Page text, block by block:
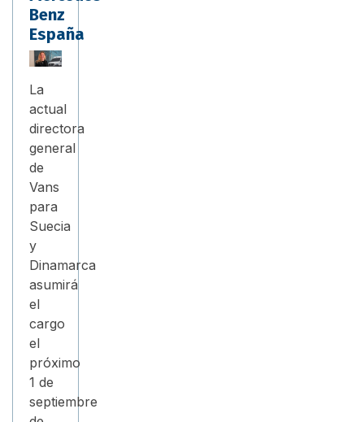
Benz
España
La
actual
directora
general
de
Vans
para
Suecia
y
Dinamarca
asumirá
el
cargo
el
próximo
1 de
septiembre